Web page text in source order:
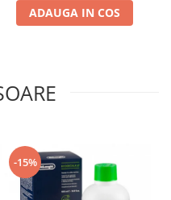
ADAUGA IN COS
-15%